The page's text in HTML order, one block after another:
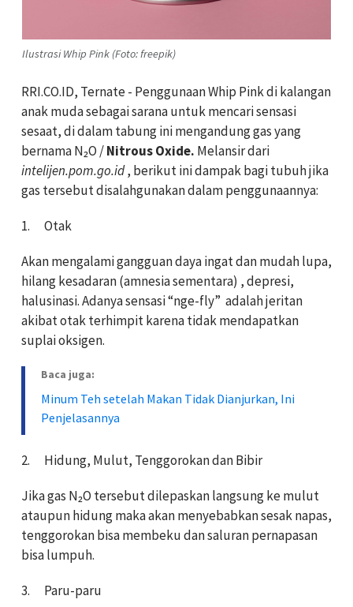
Ilustrasi Whip Pink (Foto: freepik)
RRI.CO.ID, Ternate - Penggunaan Whip Pink di kalangan
anak muda sebagai sarana untuk mencari sensasi
sesaat, di dalam tabung ini mengandung gas yang
bernama N₂O /Nitrous Oxide. Melansir dari
intelijen.pom.go.id, berikut ini dampak bagi tubuh jika
gas tersebut disalahgunakan dalam penggunaannya:
1. Otak
Akan mengalami gangguan daya ingat dan mudah lupa,
hilang kesadaran (amnesia sementara) , depresi,
halusinasi. Adanya sensasi “nge-fly” adalah jeritan
akibat otak terhimpit karena tidak mendapatkan
suplai oksigen.
Baca juga:
Minum Teh setelah Makan Tidak Dianjurkan, Ini
Penjelasannya
2. Hidung, Mulut, Tenggorokan dan Bibir
Jika gas N₂O tersebut dilepaskan langsung ke mulut
ataupun hidung maka akan menyebabkan sesak napas,
tenggorokan bisa membeku dan saluran pernapasan
bisa lumpuh.
3. Paru-paru